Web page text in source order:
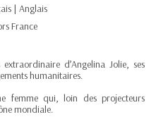
| Anglais
France
d’Angelina Jolie, ses
humanitaires.
femme qui, loin des projecteurs
mondiale.